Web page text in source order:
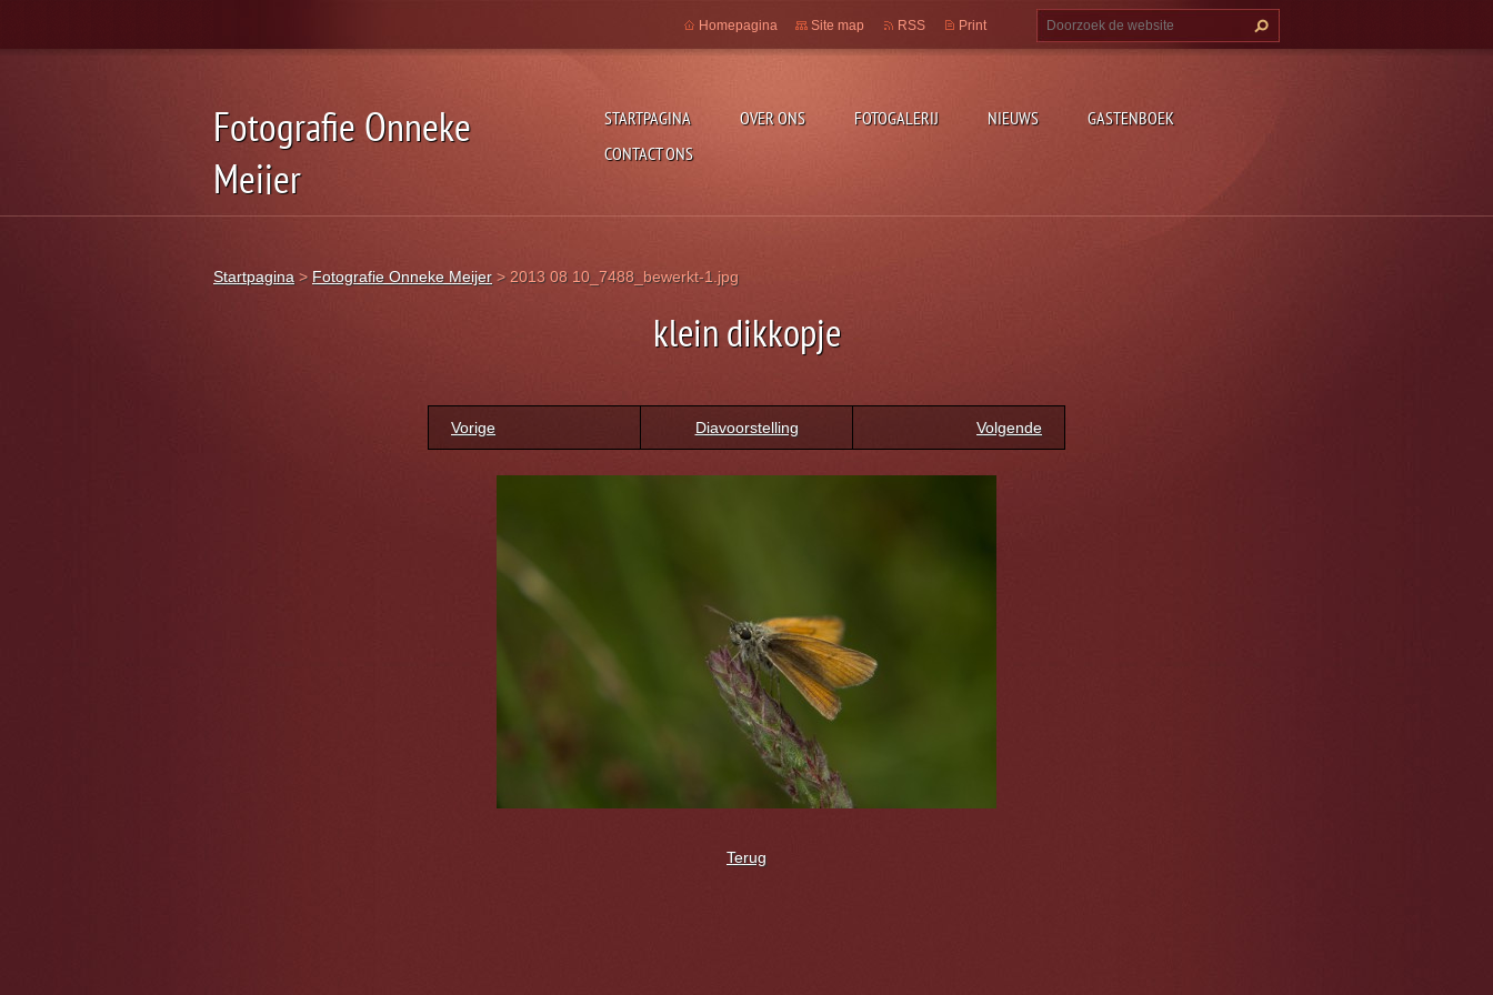
Fotografie Onneke
Meijer
STARTPAGINA OVER ONS FOTOGALERIJ NIEUWS
GASTENBOEK
CONTACT ONS
Homepagina Site map RSS Print
Startpagina > Fotografie Onneke Meijer > 2013 08 10_7488_bewerkt-1.jpg
klein dikkopje
Vorige Diavoorstelling Volgende
Terug